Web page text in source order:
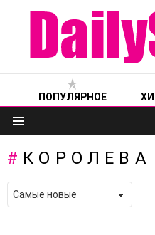
ПОПУЛЯРНОЕ
Меню